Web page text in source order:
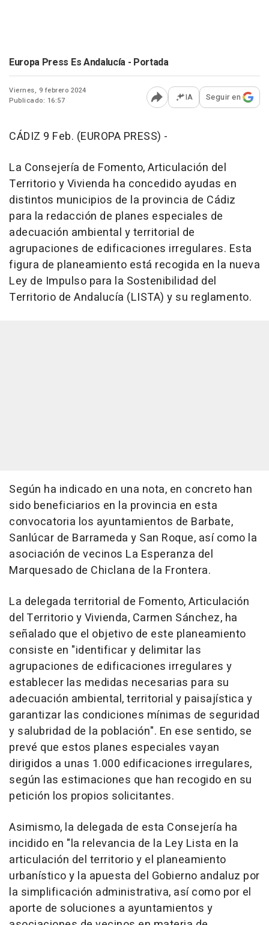
Europa Press Es Andalucía - Portada
Viernes, 9 febrero 2024
Publicado: 16:57
Abrir opciones para
IA Seguir en
CÁDIZ 9 Feb. (EUROPA PRESS) -
La Consejería de Fomento, Articulación del
Territorio y Vivienda ha concedido ayudas en
distintos municipios de la provincia de Cádiz
para la redacción de planes especiales de
adecuación ambiental y territorial de
agrupaciones de edificaciones irregulares. Esta
figura de planeamiento está recogida en la nueva
Ley de Impulso para la Sostenibilidad del
Territorio de Andalucía (LISTA) y su reglamento.
Según ha indicado en una nota, en concreto han
sido beneficiarios en la provincia en esta
convocatoria los ayuntamientos de Barbate,
Sanlúcar de Barrameda y San Roque, así como la
asociación de vecinos La Esperanza del
Marquesado de Chiclana de la Frontera.
La delegada territorial de Fomento, Articulación
del Territorio y Vivienda, Carmen Sánchez, ha
señalado que el objetivo de este planeamiento
consiste en "identificar y delimitar las
agrupaciones de edificaciones irregulares y
establecer las medidas necesarias para su
adecuación ambiental, territorial y paisajística y
garantizar las condiciones mínimas de seguridad
y salubridad de la población". En ese sentido, se
prevé que estos planes especiales vayan
dirigidos a unas 1.000 edificaciones irregulares,
según las estimaciones que han recogido en su
petición los propios solicitantes.
Asimismo, la delegada de esta Consejería ha
incidido en "la relevancia de la Ley Lista en la
articulación del territorio y el planeamiento
urbanístico y la apuesta del Gobierno andaluz por
la simplificación administrativa, así como por el
aporte de soluciones a ayuntamientos y